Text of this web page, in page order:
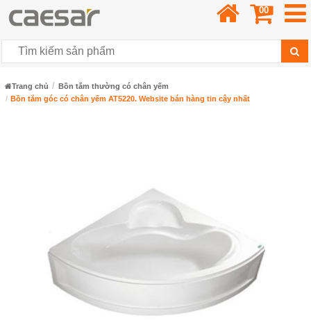
00
Trang chủ
Bồn tắm thường có chân yếm
Bồn tắm góc có chân yếm AT5220. Website bán hàng tin cậy nhất